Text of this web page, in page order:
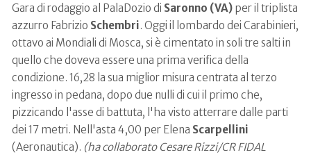
Gara di rodaggio al PalaDozio di Saronno (VA) per il triplista
azzurro Fabrizio Schembri. Oggi il lombardo dei Carabinieri,
ottavo ai Mondiali di Mosca, si è cimentato in soli tre salti in
quello che doveva essere una prima verifica della
condizione. 16,28 la sua miglior misura centrata al terzo
ingresso in pedana, dopo due nulli di cui il primo che,
pizzicando l'asse di battuta, l'ha visto atterrare dalle parti
dei 17 metri. Nell'asta 4,00 per Elena Scarpellini
(Aeronautica). (ha collaborato Cesare Rizzi/CR FIDAL